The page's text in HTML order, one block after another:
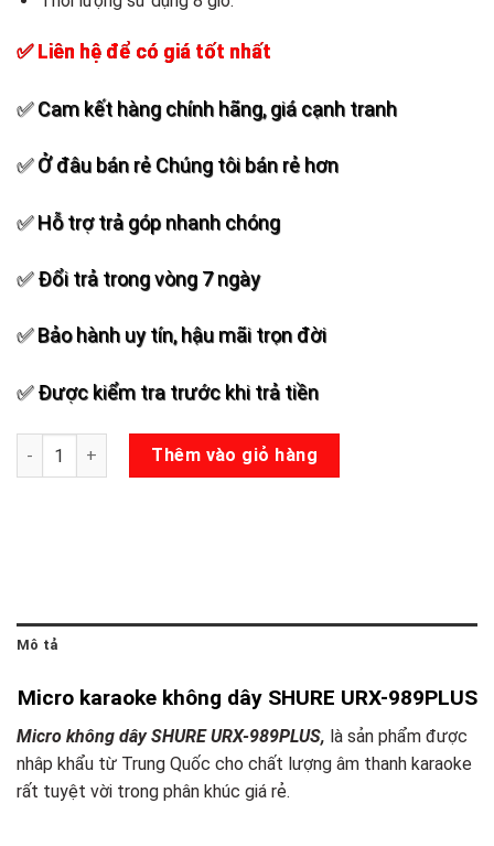
✅ Liên hệ để có giá tốt nhất
✅ Cam kết hàng chính hãng, giá cạnh tranh
✅ Ở đâu bán rẻ Chúng tôi bán rẻ hơn
✅ Hỗ trợ trả góp nhanh chóng
✅ Đổi trả trong vòng 7 ngày
✅ Bảo hành uy tín, hậu mãi trọn đời
✅ Được kiểm tra trước khi trả tiền
Micro không dây SHURE URX-989PLUS số lượng
Thêm vào giỏ hàng
Mô tả
Micro karaoke không dây SHURE URX-989PLUS
Micro không dây SHURE URX-989PLUS, là sản phẩm được
nhâp khẩu từ Trung Quốc cho chất lượng âm thanh karaoke
rất tuyệt vời trong phân khúc giá rẻ.